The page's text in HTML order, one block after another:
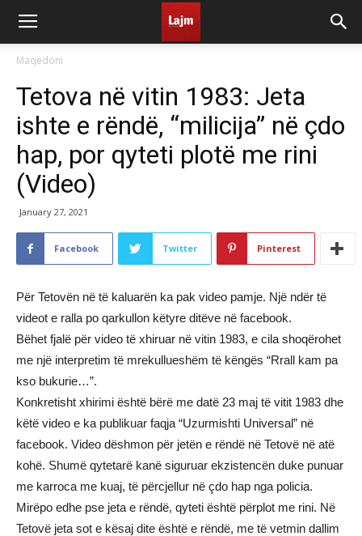
Maqedoni
Tetova në vitin 1983: Jeta
ishte e rëndë, “milicija” në çdo
hap, por qyteti plotë me rini
(Video)
January 27, 2021
Facebook Twitter Pinterest
Për Tetovën në të kaluarën ka pak video pamje. Një ndër të
videot e ralla po qarkullon këtyre ditëve në facebook.
Bëhet fjalë për video të xhiruar në vitin 1983, e cila shoqërohet
me një interpretim të mrekullueshëm të këngës “Rrall kam pa
kso bukurie…”.
Konkretisht xhirimi është bërë me datë 23 maj të vitit 1983 dhe
këtë video e ka publikuar faqja “Uzurmishti Universal” në
facebook. Video dëshmon për jetën e rëndë në Tetovë në atë
kohë. Shumë qytetarë kanë siguruar ekzistencën duke punuar
me karroca me kuaj, të përcjellur në çdo hap nga policia.
Mirëpo edhe pse jeta e rëndë, qyteti është përplot me rini. Në
Tetovë jeta sot e kësaj dite është e rëndë, me të vetmin dallim